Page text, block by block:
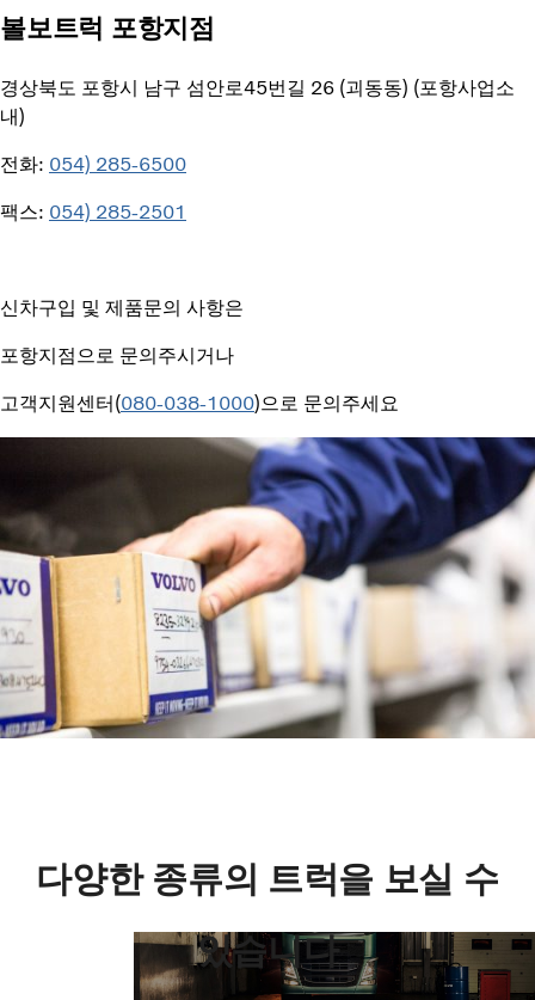
볼보트럭 포항지점
경상북도 포항시 남구 섬안로45번길 26 (괴동동) (포항사업소
내)
전화: 054) 285-6500
팩스: 054) 285-2501
신차구입 및 제품문의 사항은
포항지점으로 문의주시거나
고객지원센터(080-038-1000)으로 문의주세요
다양한 종류의 트럭을 보실 수
있습니다